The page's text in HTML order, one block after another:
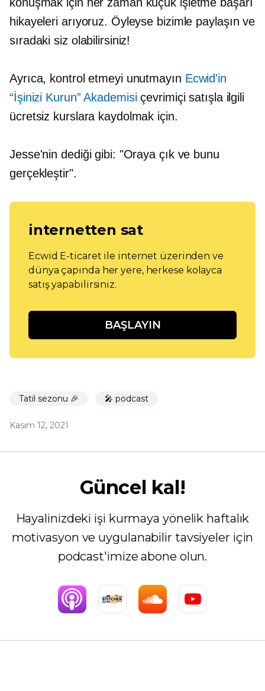
hikayeleri arıyoruz. Öyleyse bizimle paylaşın ve
sıradaki siz olabilirsiniz!
Ayrıca, kontrol etmeyi unutmayın Ecwid'in
“İşinizi Kurun” Akademisiçevrimiçi satışla ilgili
ücretsiz kurslara kaydolmak için.
Jesse'nin dediği gibi: "Oraya çık ve bunu
gerçekleştir".
internetten sat
Ecwid E-ticaret ile internet üzerinden ve
dünya çapında her yere, herkese kolayca
satış yapabilirsiniz.
BAŞLAYIN
Tatil sezonu 🎉 🎤 podcast
Kasım 12, 2021
Güncel kal!
Hayalinizdeki işi kurmaya yönelik haftalık
motivasyon ve uygulanabilir tavsiyeler için
podcast'imize abone olun.